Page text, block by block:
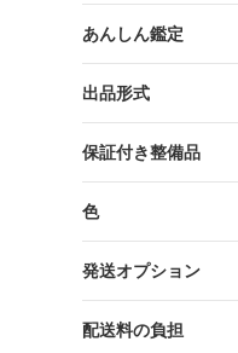
あんしん鑑定
出品形式
保証付き整備品
色
発送オプション
配送料の負担